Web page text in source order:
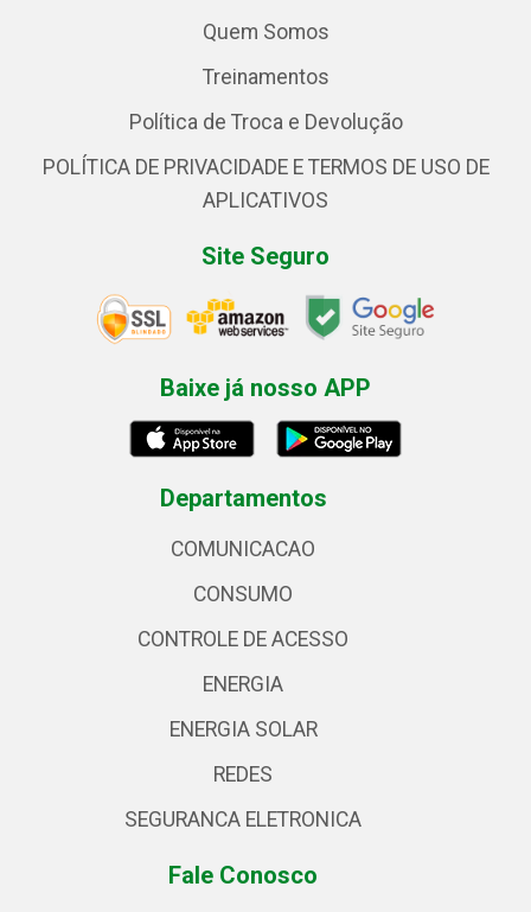
Quem Somos
Treinamentos
Política de Troca e Devolução
POLÍTICA DE PRIVACIDADE E TERMOS DE USO DE
APLICATIVOS
Site Seguro
Baixe já nosso APP
Departamentos
COMUNICACAO
CONSUMO
CONTROLE DE ACESSO
ENERGIA
ENERGIA SOLAR
REDES
SEGURANCA ELETRONICA
Fale Conosco